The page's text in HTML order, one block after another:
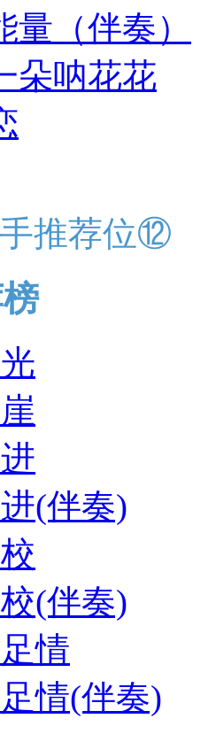
量（伴奏）
朵呐花花
推荐位⑫
(伴奏)
(伴奏)
情
情(伴奏)